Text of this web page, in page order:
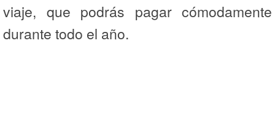
viaje, que podrás pagar cómodamente
durante todo el año.